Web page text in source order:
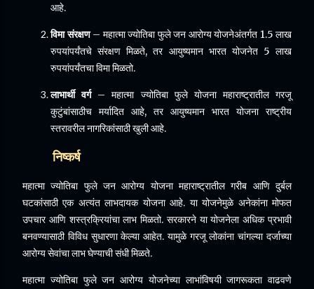
आहे.
विमा संरक्षण– महात्मा ज्योतिबा फुले जन आरोग्य योजनेअंतर्गत 1.5 लाख
रुपयांपर्यंतचे संरक्षण मिळते, तर आयुष्यमान भारत योजनेत 5 लाख
रुपयांपर्यंतचा विमा मिळतो.
लाभार्थी वर्ग– महात्मा ज्योतिबा फुले योजना महाराष्ट्रातील गरजू
कुटुंबांसाठीच मर्यादित आहे, तर आयुष्यमान भारत योजना राष्ट्रीय
स्तरावरील नागरिकांसाठी खुली आहे.
निष्कर्ष
महात्मा ज्योतिबा फुले जन आरोग्य योजना महाराष्ट्रातील गरीब आणि दुर्बल
घटकांसाठी एक अत्यंत लाभदायक योजना आहे. या योजनेमुळे अनेकांना मोफत
उपचार आणि शस्त्रक्रियांचा लाभ मिळतो. सरकारने या योजनेला अधिक प्रभावी
बनवण्यासाठी विविध सुधारणा केल्या आहेत. यामुळे गरजू लोकांना चांगल्या दर्जाच्या
आरोग्य सेवांचा लाभ घेण्याची संधी मिळते.
महात्मा ज्योतिबा फुले जन आरोग्य योजनेच्या लाभांविषयी जागरूकता वाढवणे